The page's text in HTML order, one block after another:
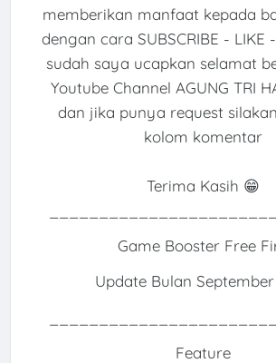
memberikan manfaat kepada
dengan cara SUBSCRIBE - LIKE
sudah saya ucapkan selamat
Youtube Channel AGUNG TRI
dan jika punya request
kolom komentar
Terima Kasih 😁
Game Booster Free
Update Bulan September
Feature